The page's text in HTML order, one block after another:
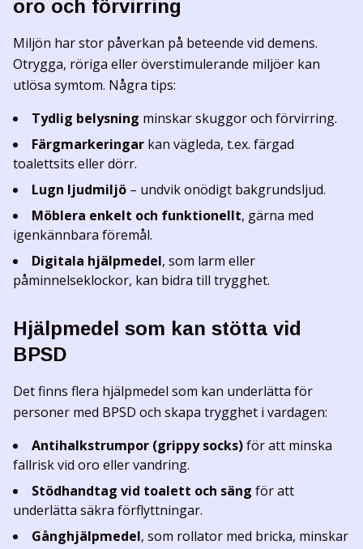
oro och förvirring
Miljön har stor påverkan på beteende vid demens.
Otrygga, röriga eller överstimulerande miljöer kan
utlösa symtom. Några tips:
Tydlig belysning minskar skuggor och förvirring.
Färgmarkeringar kan vägleda, t.ex. färgad
toalettsits eller dörr.
Lugn ljudmiljö – undvik onödigt bakgrundsljud.
Möblera enkelt och funktionellt, gärna med
igenkännbara föremål.
Digitala hjälpmedel, som larm eller
påminnelseklockor, kan bidra till trygghet.
Hjälpmedel som kan stötta vid
BPSD
Det finns flera hjälpmedel som kan underlätta för
personer med BPSD och skapa trygghet i vardagen:
Antihalkstrumpor (grippy socks)för att minska
fallrisk vid oro eller vandring.
Stödhandtag vid toalett och säng för att
underlätta säkra förflyttningar.
Gånghjälpmedel, som rollator med bricka, minskar